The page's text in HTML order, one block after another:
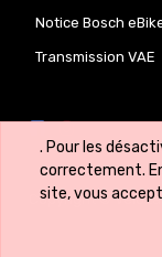
. Pour les
correctement.
site, vous
Notice Bosch
Transmission VAE
Copyright ©